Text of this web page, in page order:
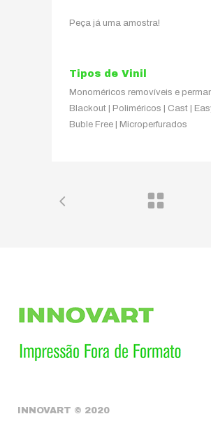
Peça já uma amostra!
Tipos de Vinil
Monoméricos removíveis e
Blackout | Poliméricos | Cast |
Buble Free | Microperfurados
INNOVART © 2020